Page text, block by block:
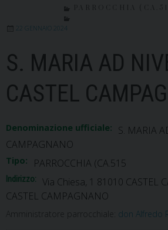
22 GENNAIO 2024
S. MARIA AD
CASTEL
Denominazione ufficiale:
S. MARIA
CAMPAGNANO
Tipo: PARROCCHIA (CA.515
Indirizzo:
Via Chiesa, 1 81010 CASTEL
CASTEL CAMPAGNANO
Amministratore parrocchiale: don Alfredo